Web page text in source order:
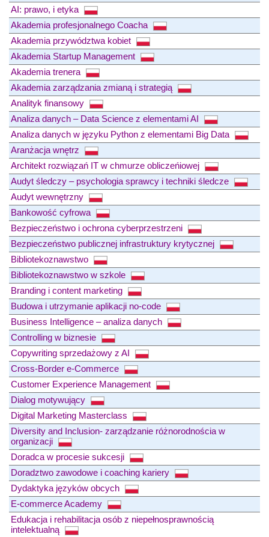
AI: prawo, i etyka
Akademia profesjonalnego Coacha
Akademia przywództwa kobiet
Akademia Startup Management
Akademia trenera
Akademia zarządzania zmianą i strategią
Analityk finansowy
Analiza danych – Data Science z elementami AI
Analiza danych w języku Python z elementami Big Data
Aranżacja wnętrz
Architekt rozwiązań IT w chmurze obliczeńiowej
Audyt śledczy – psychologia sprawcy i techniki śledcze
Audyt wewnętrzny
Bankowość cyfrowa
Bezpieczeństwo i ochrona cyberprzestrzeni
Bezpieczeństwo publicznej infrastruktury krytycznej
Bibliotekoznawstwo
Bibliotekoznawstwo w szkole
Branding i content marketing
Budowa i utrzymanie aplikacji no-code
Business Intelligence – analiza danych
Controlling w biznesie
Copywriting sprzedażowy z AI
Cross-Border e-Commerce
Customer Experience Management
Dialog motywujący
Digital Marketing Masterclass
Diversity and Inclusion- zarządzanie różnorodnościa w
organizacji
Doradca w procesie sukcesji
Doradztwo zawodowe i coaching kariery
Dydaktyka języków obcych
E-commerce Academy
Edukacja i rehabilitacja osób z niepełnosprawnością
intelektualną